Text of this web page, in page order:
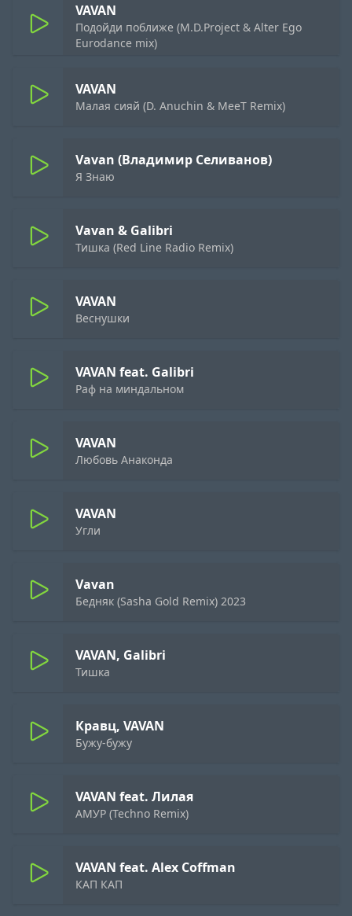
VAVAN
Подойди поближе (M.D.Project & Alter Ego
Eurodance mix)
VAVAN
Малая сияй (D. Anuchin & MeeT Remix)
Vavan (Владимир Селиванов)
Я Знаю
Vavan & Galibri
Тишка (Red Line Radio Remix)
VAVAN
Веснушки
VAVAN feat. Galibri
Раф на миндальном
VAVAN
Любовь Анаконда
VAVAN
Угли
Vavan
Бедняк (Sasha Gold Remix) 2023
VAVAN, Galibri
Тишка
Кравц, VAVAN
Бужу-бужу
VAVAN feat. Лилая
АМУР (Techno Remix)
VAVAN feat. Alex Coffman
КАП КАП